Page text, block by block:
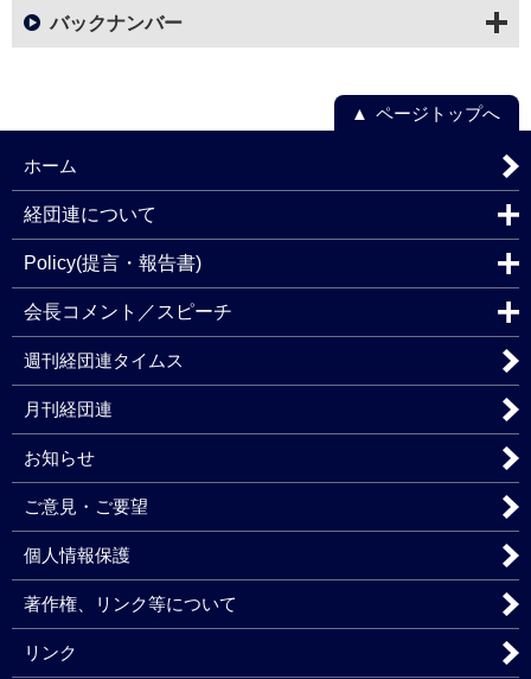
バックナンバー
ページトップへ
ホーム
経団連について
Policy(提言・報告書)
会長コメント／スピーチ
週刊経団連タイムス
月刊経団連
お知らせ
ご意見・ご要望
個人情報保護
著作権、リンク等について
リンク